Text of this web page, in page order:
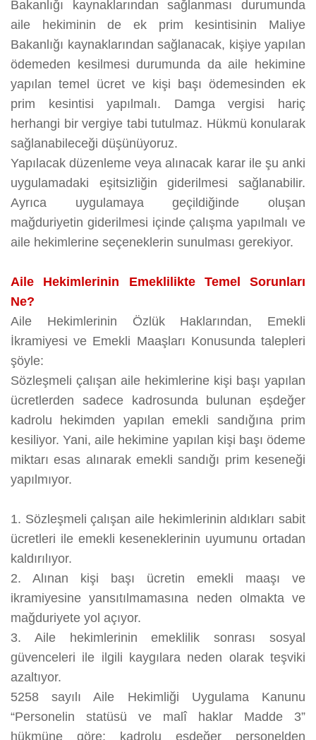
Bakanlığı kaynaklarından sağlanması durumunda
aile hekiminin de ek prim kesintisinin Maliye
Bakanlığı kaynaklarından sağlanacak, kişiye yapılan
ödemeden kesilmesi durumunda da aile hekimine
yapılan temel ücret ve kişi başı ödemesinden ek
prim kesintisi yapılmalı. Damga vergisi hariç
herhangi bir vergiye tabi tutulmaz. Hükmü konularak
sağlanabileceği düşünüyoruz.
Yapılacak düzenleme veya alınacak karar ile şu anki
uygulamadaki eşitsizliğin giderilmesi sağlanabilir.
Ayrıca uygulamaya geçildiğinde oluşan
mağduriyetin giderilmesi içinde çalışma yapılmalı ve
aile hekimlerine seçeneklerin sunulması gerekiyor.
Aile Hekimlerinin Emeklilikte Temel Sorunları
Ne?
Aile Hekimlerinin Özlük Haklarından, Emekli
İkramiyesi ve Emekli Maaşları Konusunda talepleri
şöyle:
Sözleşmeli çalışan aile hekimlerine kişi başı yapılan
ücretlerden sadece kadrosunda bulunan eşdeğer
kadrolu hekimden yapılan emekli sandığına prim
kesiliyor. Yani, aile hekimine yapılan kişi başı ödeme
miktarı esas alınarak emekli sandığı prim keseneği
yapılmıyor.
1. Sözleşmeli çalışan aile hekimlerinin aldıkları sabit
ücretleri ile emekli keseneklerinin uyumunu ortadan
kaldırılıyor.
2. Alınan kişi başı ücretin emekli maaşı ve
ikramiyesine yansıtılmamasına neden olmakta ve
mağduriyete yol açıyor.
3. Aile hekimlerinin emeklilik sonrası sosyal
güvenceleri ile ilgili kaygılara neden olarak teşviki
azaltıyor.
5258 sayılı Aile Hekimliği Uygulama Kanunu
“Personelin statüsü ve malî haklar Madde 3”
hükmüne göre; kadrolu eşdeğer personelden